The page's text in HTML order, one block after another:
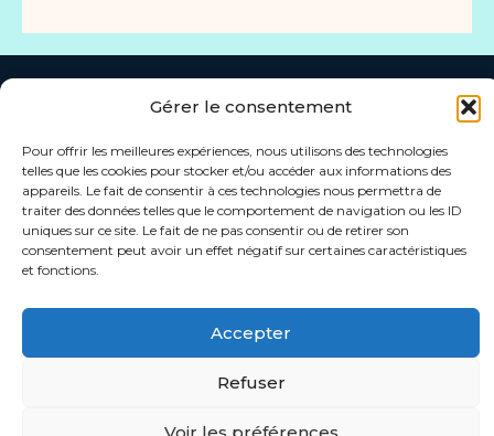
Gérer le consentement
Pour offrir les meilleures expériences, nous utilisons des technologies
telles que les cookies pour stocker et/ou accéder aux informations des
appareils. Le fait de consentir à ces technologies nous permettra de
traiter des données telles que le comportement de navigation ou les ID
uniques sur ce site. Le fait de ne pas consentir ou de retirer son
consentement peut avoir un effet négatif sur certaines caractéristiques
et fonctions.
Accepter
Refuser
Voir les préférences
Accueil
Conditions générales de vente
Politique de confidentialité
American Pop
Nous contacter
Info@americanpop.be
0492392238